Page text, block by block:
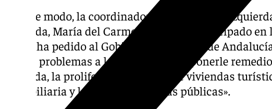
De este modo, la coordinadora provincial de
Granada, María del Carmen Pérez, ha participado
la que ha pedido al Gobierno de la Junta de
graves problemas a los que tiene que ponerle
vivienda, la proliferación de usos de viviendas
inmobiliaria y la falta de viviendas públicas».